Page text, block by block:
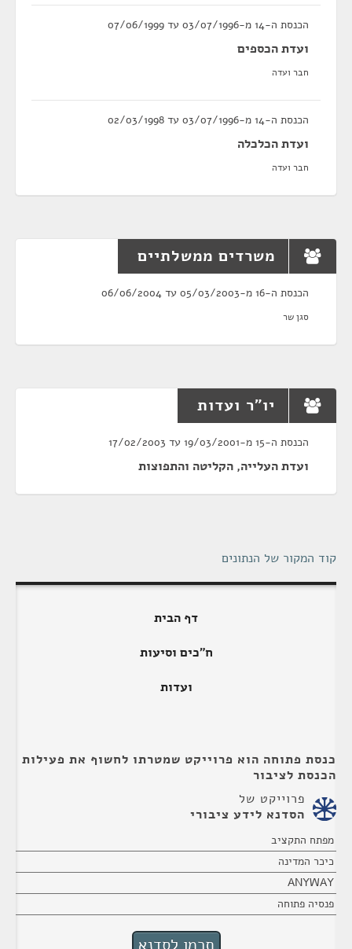
הכנסת ה-14 מ-03/07/1996 עד 07/06/1999
ועדת הכספים
חבר ועדה
הכנסת ה-14 מ-03/07/1996 עד 02/03/1998
ועדת הכלכלה
חבר ועדה
משרדים ממשלתיים
הכנסת ה-16 מ-05/03/2003 עד 06/06/2004
סגן שר
יו"ר ועדות
הכנסת ה-15 מ-19/03/2001 עד 17/02/2003
ועדת העלייה, הקליטה והתפוצות
קוד המקור של הנתונים
דף הבית
ח"כים וסיעות
ועדות
כנסת פתוחה הוא פרוייקט שמטרתו לחשוף את פעילות
הכנסת לציבור
פרוייקט של
הסדנא לידע ציבורי
מפתח התקציב
כיכר המדינה
ANYWAY
פנסיה פתוחה